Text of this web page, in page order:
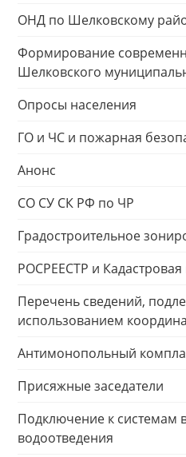
ОНД по Шелковскому
Формирование
Шелковского
Опросы населения
ГО и ЧС и пожарная
Анонс
СО СУ СК РФ по ЧР
Градостроительное
РОСРЕЕСТР и Кадастровая
Перечень сведений,
использованием
Антимонопольный
Присяжные заседатели
Подключение к системам
водоотведения